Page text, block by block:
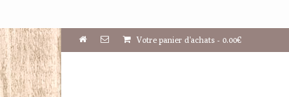
Votre panier d'achats - 0.00€